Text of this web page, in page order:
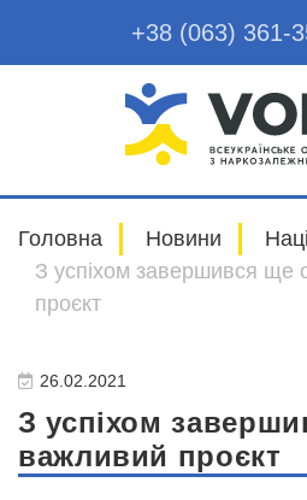
+38 (063) 361-
Головна Новини
З успіхом завершився ще
проєкт
26.02.2021
З успіхом
важливий проєкт